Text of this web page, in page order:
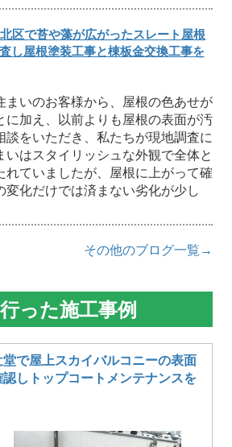
区で苔や藻が広がったスレート屋根
し屋根塗装工事と棟板金交換工事を
まいのお客様から、屋根の色あせが
に加え、以前よりも屋根の表面が汚
談をいただき、私たちが現地調査に
いはスタイリッシュな外観で全体と
れていましたが、屋根に上がって確
変化だけでは済まない劣化が少し
その他のブログ一覧→
った施工事例
で屋上スカイバルコニーの表面
しトップコートメンテナンスを